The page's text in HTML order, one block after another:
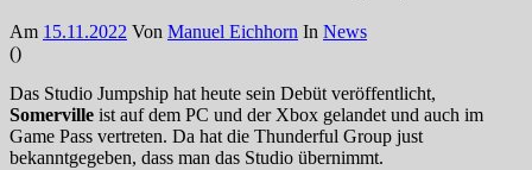
Am 15.11.2022 Von Manuel Eichhorn In News
()
Das Studio Jumpship hat heute sein Debüt veröffentlicht,
Somerville ist auf dem PC und der Xbox gelandet und auch im
Game Pass vertreten. Da hat die Thunderful Group just
bekanntgegeben, dass man das Studio übernimmt.